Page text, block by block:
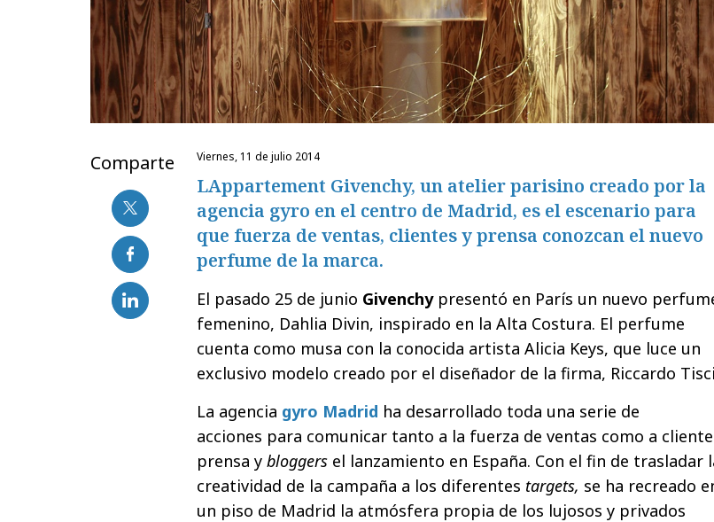
Comparte viernes, 11 de julio 2014
LAppartement Givenchy, un atelier parisino creado por la
agencia gyro en el centro de Madrid, es el escenario para
que fuerza de ventas, clientes y prensa conozcan el nuevo
perfume de la marca.
El pasado 25 de junio Givenchypresentó en París un nuevo
femenino, Dahlia Divin, inspirado en la Alta Costura. El perfume
cuenta como musa con la conocida artista Alicia Keys, que luce un
exclusivo modelo creado por el diseñador de la firma, Riccardo
La agencia gyro Madrid ha desarrollado toda una serie de
acciones para comunicar tanto a la fuerza de ventas como a
prensa y bloggers el lanzamiento en España. Con el fin de trasladar
creatividad de la campaña a los diferentes targets, se ha recreado
un piso de Madrid la atmósfera propia de los lujosos y privados